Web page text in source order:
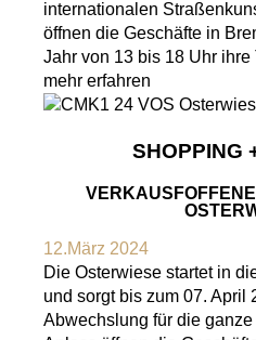
internationalen
öffnen die Geschäfte in
Jahr von 13 bis 18 Uhr ihre
mehr erfahren
SHOPPING
12.März 2024
Die Osterwiese startet in
und sorgt bis zum 07. April
Abwechslung für die